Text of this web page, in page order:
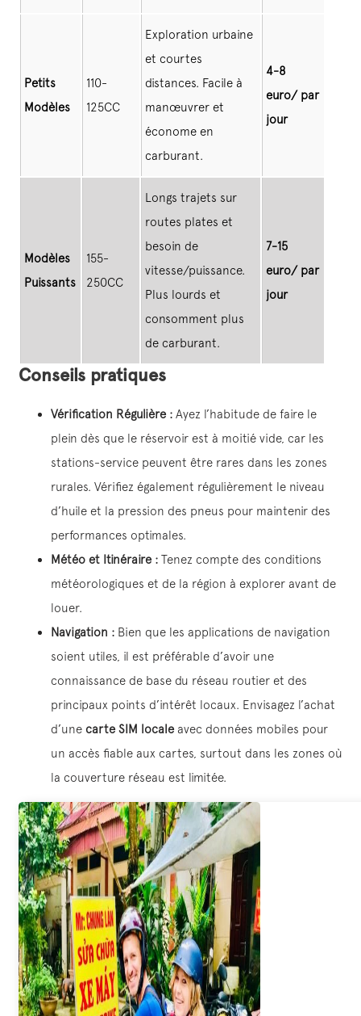
Petits
Modèles
110-
125CC
Exploration urbaine
et courtes
distances. Facile à
manœuvrer et
économe en
carburant.
4-8
euro/par
jour
Modèles
Puissants
155-
250CC
Longs trajets sur
routes plates et
besoin de
vitesse/puissance.
Plus lourds et
consomment plus
de carburant.
7-15
euro/ par
jour
Conseils pratiques
Vérification Régulière : Ayez l’habitude de faire le
plein dès que le réservoir est à moitié vide, car les
stations-service peuvent être rares dans les zones
rurales. Vérifiez également régulièrement le niveau
d’huile et la pression des pneus pour maintenir des
performances optimales.
Météo et Itinéraire : Tenez compte des conditions
météorologiques et de la région à explorer avant de
louer.
Navigation : Bien que les applications de navigation
soient utiles, il est préférable d’avoir une
connaissance de base du réseau routier et des
principaux points d’intérêt locaux. Envisagez l’achat
d’une carte SIM localeavec données mobiles pour
un accès fiable aux cartes, surtout dans les zones où
la couverture réseau est limitée.